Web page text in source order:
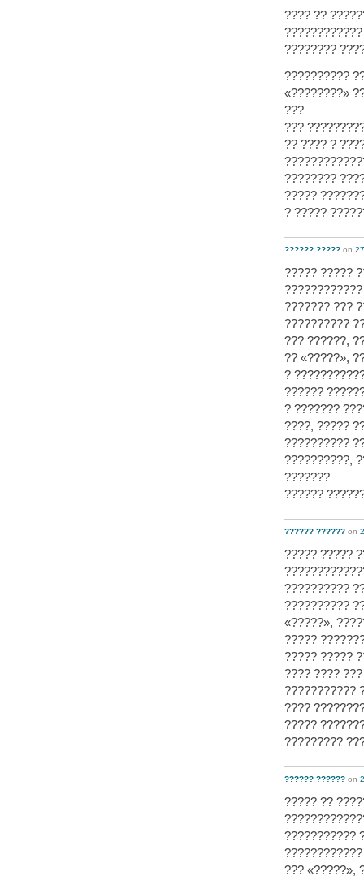
???? ??
????????
??????????
«????????»
???
???
?? ???? ?
????????
?????
? ?????
?????? ????? on
????? ?????
??????? ???
??????????
??? ??????,
?? «?????»,
?
??????
? ???????
????, ?????
??????????
??????????,
???????
??????
?????? ?????? on
????? ?????
??????????
??????????
«?????»,
?????
????? ?????
???? ????
???????????
????
?????
?????????
?????? ?????? on
????? ??
???????????
??? «?????»,